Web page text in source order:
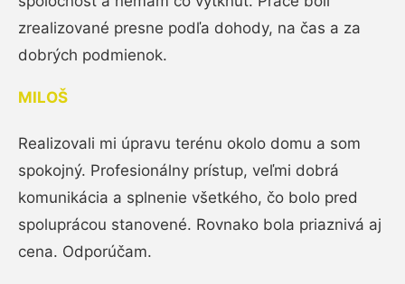
zrealizované presne podľa dohody, na čas a za
dobrých podmienok.
MILOŠ
Realizovali mi úpravu terénu okolo domu a som
spokojný. Profesionálny prístup, veľmi dobrá
komunikácia a splnenie všetkého, čo bolo pred
spoluprácou stanovené. Rovnako bola priaznivá aj
cena. Odporúčam.